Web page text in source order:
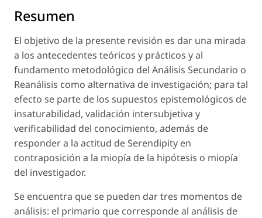
Resumen
El objetivo de la presente revisión es dar una mirada
a los antecedentes teóricos y prácticos y al
fundamento metodológico del Análisis Secundario o
Reanálisis como alternativa de investigación; para tal
efecto se parte de los supuestos epistemológicos de
insaturabilidad, validación intersubjetiva y
verificabilidad del conocimiento, además de
responder a la actitud de Serendipity en
contraposición a la miopía de la hipótesis o miopía
del investigador.
Se encuentra que se pueden dar tres momentos de
análisis: el primario que corresponde al análisis de